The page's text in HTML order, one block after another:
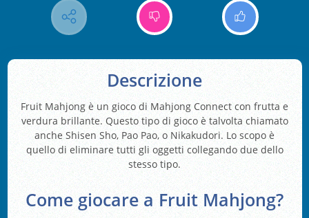
Descrizione
Fruit Mahjong è un gioco di Mahjong Connect con frutta e
verdura brillante. Questo tipo di gioco è talvolta chiamato
anche Shisen Sho, Pao Pao, o Nikakudori. Lo scopo è
quello di eliminare tutti gli oggetti collegando due dello
stesso tipo.
Come giocare a Fruit Mahjong?